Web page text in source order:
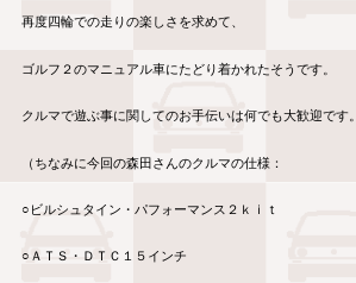
再度四輪での走りの楽しさを求めて、
ゴルフ２のマニュアル車にたどり着かれたそうです。
クルマで遊ぶ事に関してのお手伝いは何でも大歓迎です。
（ちなみに今回の森田さんのクルマの仕様：
○ビルシュタイン・パフォーマンス２ｋｉｔ
○ＡＴＳ・ＤＴＣ１５インチ